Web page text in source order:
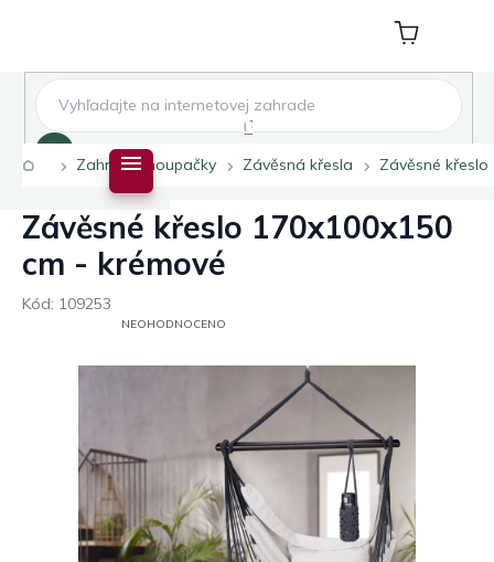
Nákupní
košík
DomůZahradní houpačky Závěsná křesla Závěsné křeslo
Závěsné křeslo 170x100x150
cm - krémové
Kód: 109253
PRŮMĚRNÉ
HVĚZDIČEK.
NEOHODNOCENO